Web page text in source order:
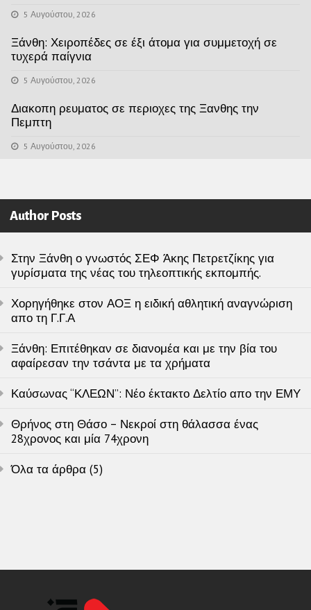
5 Αυγούστου, 2026
Ξάνθη: Χειροπέδες σε έξι άτομα για συμμετοχή σε
τυχερά παίγνια
5 Αυγούστου, 2026
Διακοπη ρευματος σε περιοχες της Ξανθης την
Πεμπτη
5 Αυγούστου, 2026
Author Posts
Στην Ξάνθη ο γνωστός ΣΕΦ Άκης Πετρετζίκης για
γυρίσματα της νέας του τηλεοπτικής εκπομπής.
Χορηγήθηκε στον ΑΟΞ η ειδική αθλητική αναγνώριση
απο τη Γ.Γ.Α
Ξάνθη: Επιτέθηκαν σε διανομέα και με την βία του
αφαίρεσαν την τσάντα με τα χρήματα
Καύσωνας “ΚΛΕΩΝ”: Νέο έκτακτο Δελτίο απο την ΕΜΥ
Θρήνος στη Θάσο – Νεκροί στη θάλασσα ένας
28χρονος και μία 74χρονη
Όλα τα άρθρα (5)